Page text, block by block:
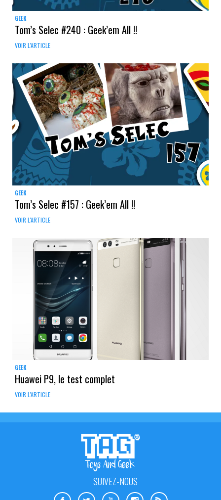
GEEK
Tom’s Selec #240 : Geek’em All !!
VOIR L'ARTICLE
GEEK
Tom’s Selec #157 : Geek’em All !!
VOIR L'ARTICLE
GEEK
Huawei P9, le test complet
VOIR L'ARTICLE
SUIVEZ-NOUS